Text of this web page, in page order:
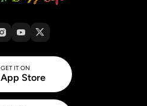
GET IT ON
App Store